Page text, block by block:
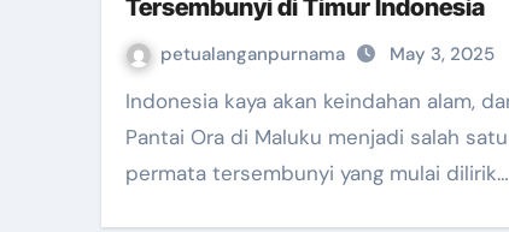
Tersembunyi di Timur Indonesia
petualanganpurnama May 3, 2025
Indonesia kaya akan keindahan alam, dan
Pantai Ora di Maluku menjadi salah satu
permata tersembunyi yang mulai dilirik…